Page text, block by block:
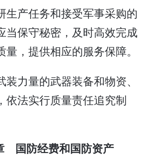
生产任务和接受军事采购的
当保守秘密，及时高效完成
，提供相应的服务保障。
装力量的武器装备和物资、
依法实行质量责任追究制
国防经费和国防资产